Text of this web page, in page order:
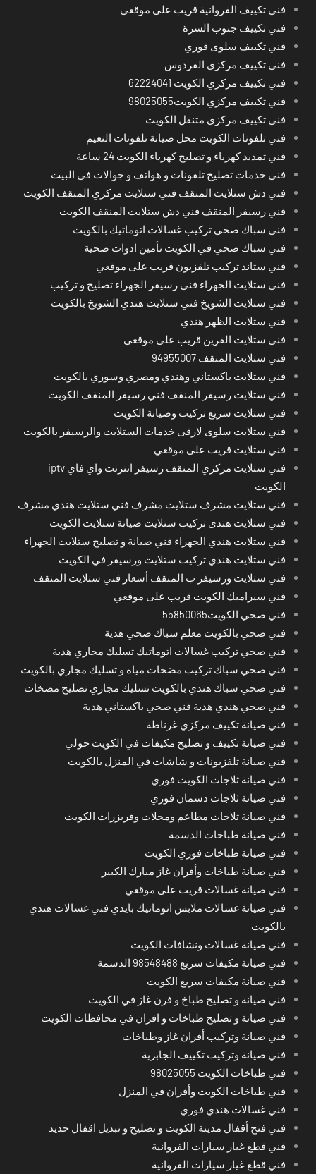
فني تكييف الفروانية قريب على موقعي
فني تكييف جنوب السرة
فني تكييف سلوى فوري
فني تكييف مركزي الفردوس
فني تكييف مركزي الكويت 62224041
فني تكييف مركزي الكويت98025055
فني تكييف مركزي متنقل الكويت
فني تلفونات الكويت محل صيانة تلفونات النعيم
فني تمديد كهرباء و تصليح كهرباء الكويت 24 ساعة
فني خدمات تصليح تلفونات و هواتف و جوالات في البيت
فني دش ستلايت المنقف فني ستلايت مركزي المنقف الكويت
فني رسيفر المنقف فني دش ستلايت المنقف الكويت
فني سباك صحي تركيب غسالات اتوماتيك بالكويت
فني سباك صحي في الكويت تأمين ادوات صحية
فني ستاند تركيب تلفزيون قريب على موقعي
فني ستلايت الجهراء فني رسيفر الجهراء تصليح و تركيب
فني ستلايت الشويخ فني ستلايت هندي الشويخ بالكويت
فني ستلايت الظهر هندي
فني ستلايت القرين قريب على موقعي
فني ستلايت المنقف 94955007
فني ستلايت باكستاني وهندي ومصري وسوري بالكويت
فني ستلايت رسيفر المنقف فني رسيفر المنقف الكويت
فني ستلايت سريع تركيب وصيانة الكويت
فني ستلايت سلوى لارقى خدمات الستلايت والرسيفر بالكويت
فني ستلايت قريب على موقعي
فني ستلايت مركزي المنقف رسيفر انترنت واي فاي iptv
الكويت
فني ستلايت مشرف ستلايت مشرف فني ستلايت هندي مشرف
فني ستلايت هندى تركيب ستلايت صيانة ستلايت الكويت
فني ستلايت هندي الجهراء فني صيانة و تصليح ستلايت الجهراء
فني ستلايت هندي تركيب ستلايت ورسيفر في الكويت
فني ستلايت ورسيفر ب المنقف أسعار فني ستلايت المنقف
فني سيراميك الكويت قريب على موقعي
فني صحي الكويت55850065
فني صحي بالكويت معلم سباك صحي هدية
فني صحي تركيب غسالات اتوماتيك تسليك مجاري هدية
فني صحي سباك تركيب مضخات مياه و تسليك مجاري بالكويت
فني صحي سباك هندي بالكويت تسليك مجاري تصليح مضخات
فني صحي هندي هدية فني صحي باكستاني هدية
فني صيانة تكييف مركزي غرناطة
فني صيانة تكييف و تصليح مكيفات في الكويت حولي
فني صيانة تلفزيونات و شاشات في المنزل بالكويت
فني صيانة ثلاجات الكويت فوري
فني صيانة ثلاجات دسمان فوري
فني صيانة ثلاجات مطاعم ومحلات وفريزرات الكويت
فني صيانة طباخات الدسمة
فني صيانة طباخات فوري الكويت
فني صيانة طباخات وأفران غاز مبارك الكبير
فني صيانة غسالات قريب على موقعي
فني صيانة غسالات ملابس اتوماتيك بايدي فني غسالات هندي
بالكويت
فني صيانة غسالات ونشافات الكويت
فني صيانة مكيفات سريع 98548488 الدسمة
فني صيانة مكيفات سريع الكويت
فني صيانة و تصليح طباخ و فرن غاز في الكويت
فني صيانة و تصليح طباخات و افران في محافظات الكويت
فني صيانة وتركيب أفران غاز وطباخات
فني صيانة وتركيب تكييف الجابرية
فني طباخات الكويت 98025055
فني طباخات الكويت وأفران في المنزل
فني غسالات هندي فوري
فني فتح أقفال مدينة الكويت و تصليح و تبديل اقفال حديد
فني قطع غيار سيارات الفروانية
فني قطع غيار سيارات الفروانية